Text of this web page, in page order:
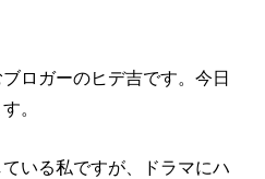
ロガーのヒデ吉です。今日
。
いる私ですが、ドラマにハ